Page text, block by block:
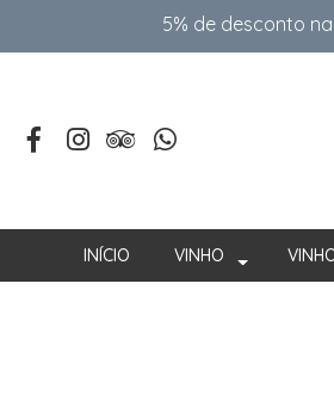
5% de desconto
INÍCIO VINHO